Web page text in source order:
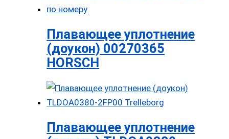
Плавающее уплотнение
(доукон) 00270365
HORSCH
Плавающее уплотнение